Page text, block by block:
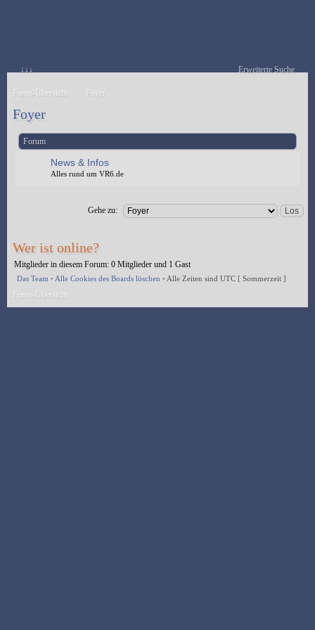
↓↓↓ Erweiterte Suche
Foren-Übersicht Foyer
Foyer
Forum
News & Infos
Alles rund um VR6.de
Gehe zu:
Wer ist online?
Mitglieder in diesem Forum: 0 Mitglieder und 1 Gast
Das Team • Alle Cookies des Boards löschen • Alle Zeiten sind UTC [ Sommerzeit ]
Foren-Übersicht